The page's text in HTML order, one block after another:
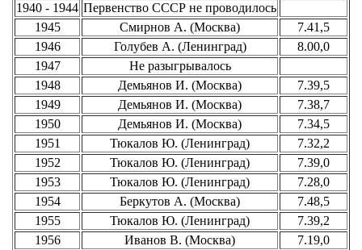
1940 - 1944 Первенство СССР не проводилось
1945
Смирнов А. (Москва)
7.41,5
1946
Голубев А. (Ленинград)
8.00,0
1947
Не разыгрывалось
1948
Демьянов И. (Москва)
7.39,5
1949
Демьянов И. (Москва)
7.38,7
1950
Демьянов И. (Москва)
7.34,5
1951
Тюкалов Ю. (Ленинград)
7.32,2
1952
Тюкалов Ю. (Ленинград)
7.39,0
1953
Тюкалов Ю. (Ленинград)
7.28,0
1954
Беркутов А. (Москва)
7.48,5
1955
Тюкалов Ю. (Ленинград)
7.39,2
1956
Иванов В. (Москва)
7.19,0